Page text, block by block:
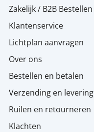
Zakelijk / B2B Bestellen
Klantenservice
Lichtplan aanvragen
Over ons
Bestellen en betalen
Verzending en levering
Ruilen en retourneren
Klachten